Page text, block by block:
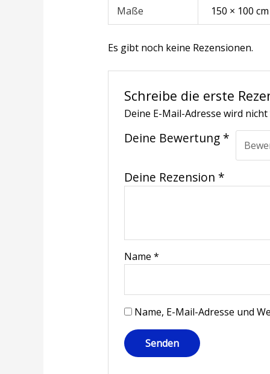
Maße 150 × 100 cm
Es gibt noch keine Rezensionen.
Schreibe die erste
Deine E-Mail-Adresse wird
Deine Bewertung *
Deine Rezension *
Name*
Name, E-Mail-Adresse und